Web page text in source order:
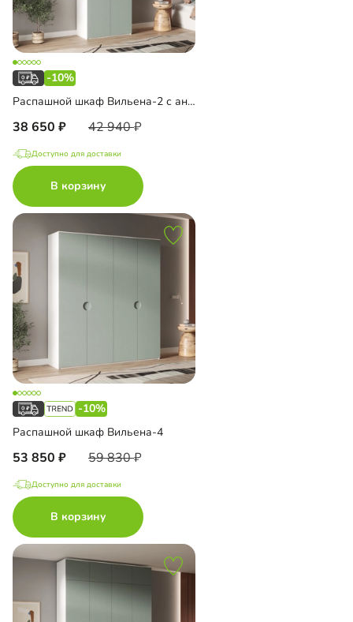
-10%
Распашной шкаф Вильена-2 с антресолью
38 650 42 940
Доступно для доставки
В корзину
-10%
Распашной шкаф Вильена-4
53 850 59 830
Доступно для доставки
В корзину